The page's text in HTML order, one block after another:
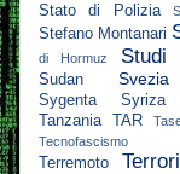
Stato di Polizia
Stefano Montanari
di Hormuz
Studi
Sudan Svezia
Sygenta Syriza
Tanzania
TAR
Tecnofascismo
Terremoto